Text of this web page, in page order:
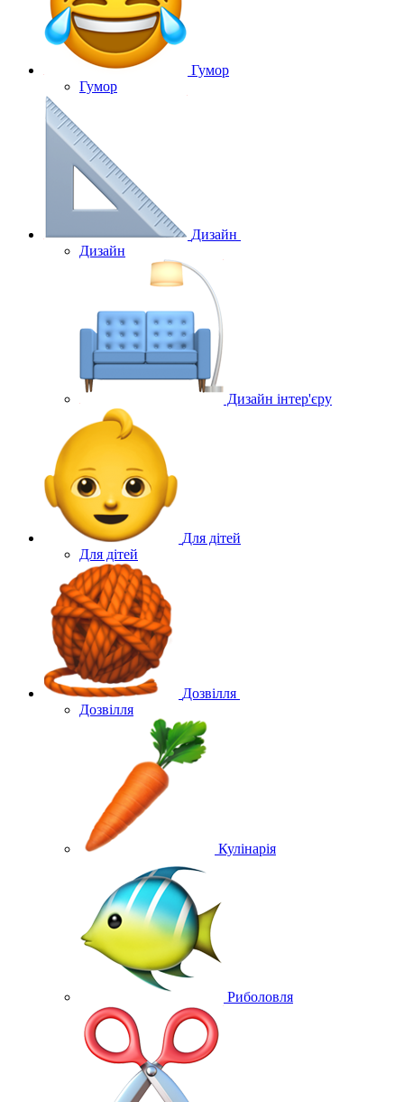
Гумор
Гумор
Дизайн
Дизайн
Дизайн інтер'єру
Для дітей
Для дітей
Дозвілля
Дозвілля
Кулінарія
Риболовля